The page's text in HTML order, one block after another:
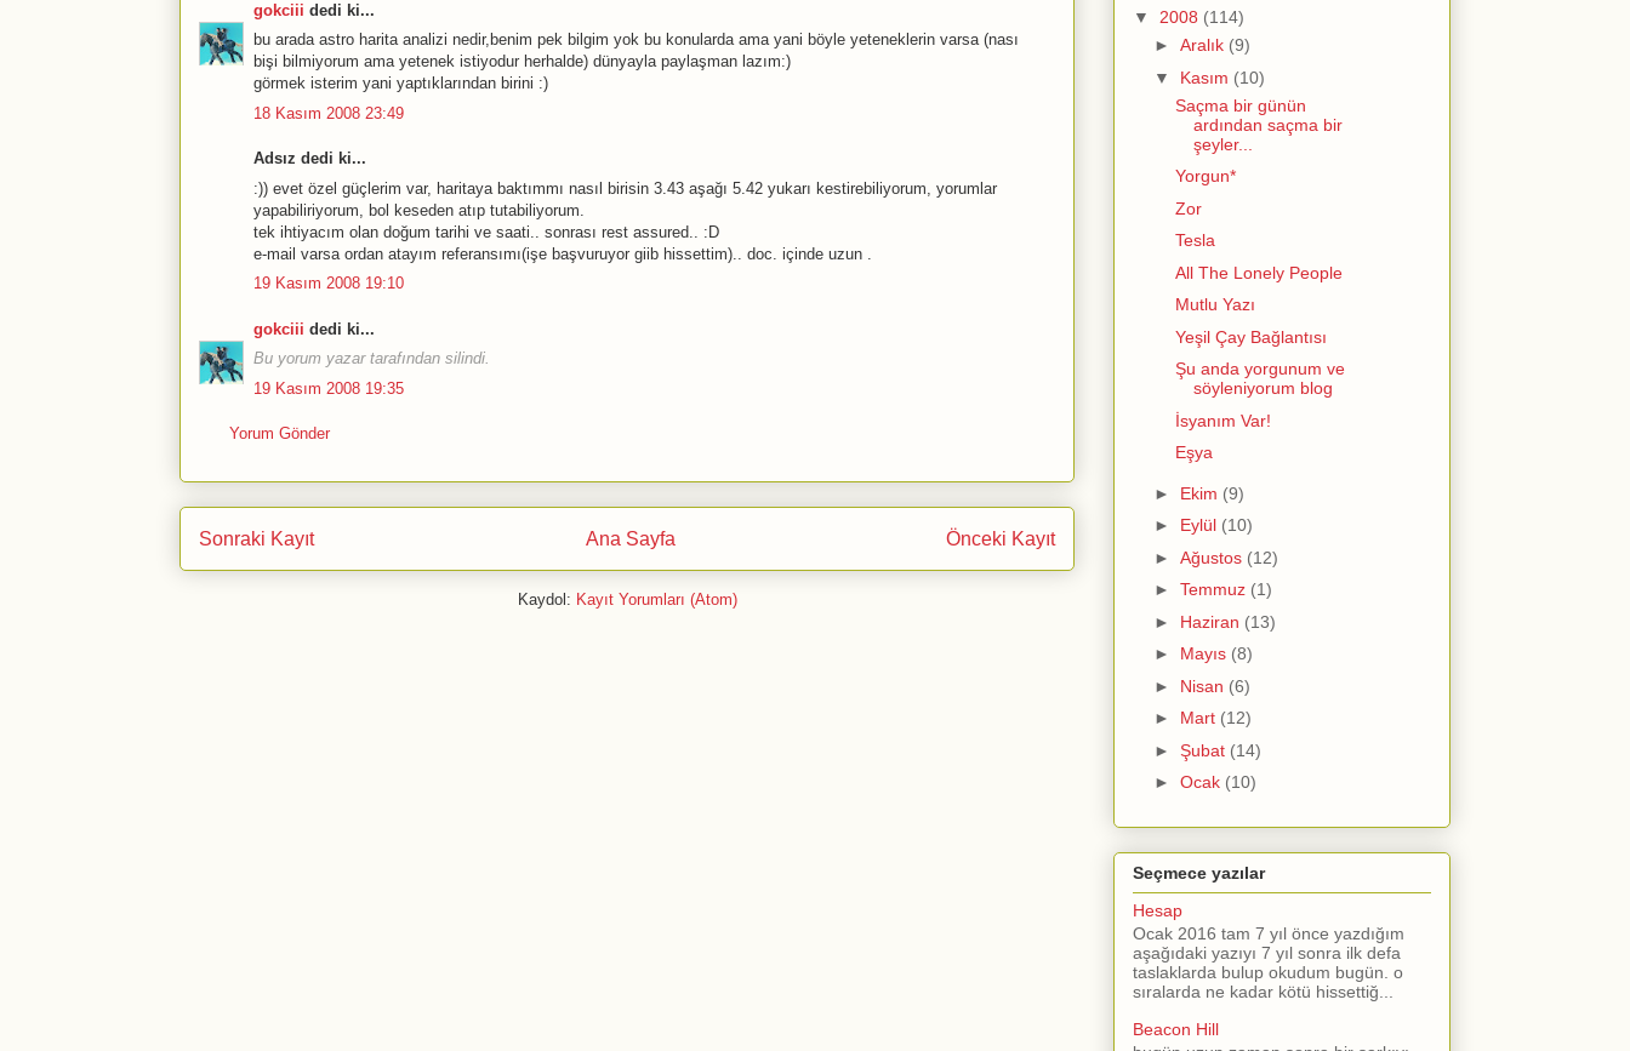
gokciii dedi ki...
bu arada astro harita analizi nedir,benim pek bilgim yok bu konularda ama yani böyle yeteneklerin varsa (nası
bişi bilmiyorum ama yetenek istiyodur herhalde) dünyayla paylaşman lazım:)
görmek isterim yani yaptıklarından birini :)
18 Kasım 2008 23:49
Adsız dedi ki...
:)) evet özel güçlerim var, haritaya baktımmı nasıl birisin 3.43 aşağı 5.42 yukarı kestirebiliyorum, yorumlar
yapabiliriyorum, bol keseden atıp tutabiliyorum.
tek ihtiyacım olan doğum tarihi ve saati.. sonrası rest assured.. :D
e-mail varsa ordan atayım referansımı(işe başvuruyor giib hissettim).. doc. içinde uzun .
19 Kasım 2008 19:10
gokciii dedi ki...
Bu yorum yazar tarafından silindi.
19 Kasım 2008 19:35
Yorum Gönder
Sonraki Kayıt Önceki Kayıt
Ana Sayfa
Kaydol: Kayıt Yorumları (Atom)
▼ 2008 (114)
► Aralık (9)
▼ Kasım (10)
Saçma bir günün
ardından saçma bir
şeyler...
Yorgun*
Zor
Tesla
All The Lonely People
Mutlu Yazı
Yeşil Çay Bağlantısı
Şu anda yorgunum ve
söyleniyorum blog
İsyanım Var!
Eşya
► Ekim (9)
► Eylül (10)
► Ağustos (12)
► Temmuz (1)
► Haziran (13)
► Mayıs (8)
► Nisan (6)
► Mart (12)
► Şubat (14)
► Ocak (10)
Seçmece yazılar
Hesap
Ocak 2016 tam 7 yıl önce yazdığım
aşağıdaki yazıyı 7 yıl sonra ilk defa
taslaklarda bulup okudum bugün. o
sıralarda ne kadar kötü hissettiğ...
Beacon Hill